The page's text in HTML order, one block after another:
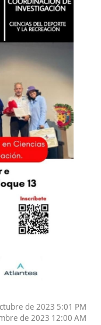
de 2023 5:01 PM
de 2023 12:00 AM